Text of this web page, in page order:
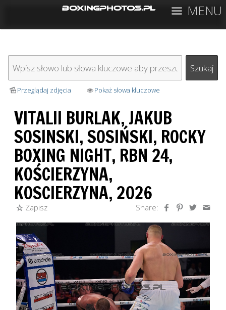
MENU
Przeglądaj zdjęcia Pokaż słowa kluczowe
VITALII BURLAK, JAKUB
SOSINSKI, SOSIŃSKI, ROCKY
BOXING NIGHT, RBN 24,
KOŚCIERZYNA,
KOSCIERZYNA, 2026
Zapisz Share: